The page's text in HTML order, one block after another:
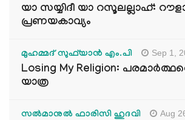
യാ സയ്യിദീ യാ റസൂലല്ലാഹ്:
പ്രണയകാവ്യം
മുഹമ്മദ് സുഫ്‌യാൻ എം.പി Sep 1,
Losing My Religion:
യാത്ര
സൽമാനുൽ ഫാരിസി ഹുദവി Aug